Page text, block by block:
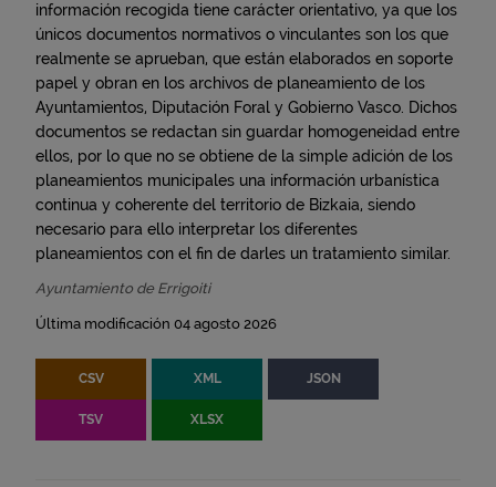
información recogida tiene carácter orientativo, ya que los
únicos documentos normativos o vinculantes son los que
realmente se aprueban, que están elaborados en soporte
papel y obran en los archivos de planeamiento de los
Ayuntamientos, Diputación Foral y Gobierno Vasco. Dichos
documentos se redactan sin guardar homogeneidad entre
ellos, por lo que no se obtiene de la simple adición de los
planeamientos municipales una información urbanística
continua y coherente del territorio de Bizkaia, siendo
necesario para ello interpretar los diferentes
planeamientos con el fin de darles un tratamiento similar.
Ayuntamiento de Errigoiti
Última modificación 04 agosto 2026
CSV XML JSON
TSV XLSX